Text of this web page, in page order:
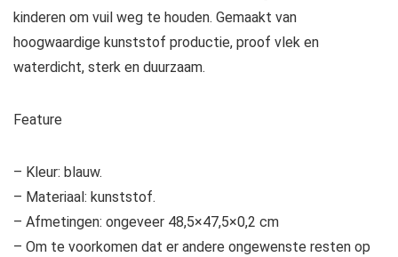
kinderen om vuil weg te houden. Gemaakt van
hoogwaardige kunststof productie, proof vlek en
waterdicht, sterk en duurzaam.
Feature
– Kleur: blauw.
– Materiaal: kunststof.
– Afmetingen: ongeveer 48,5×47,5×0,2 cm
– Om te voorkomen dat er andere ongewenste resten op